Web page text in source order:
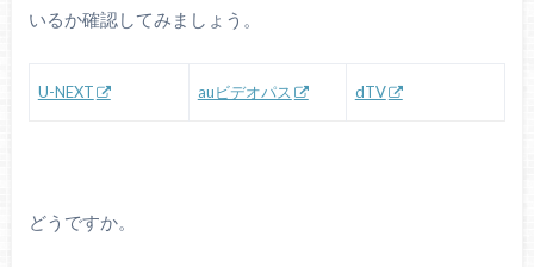
いるか確認してみましょう。
U-NEXT auビデオパス dTV
どうですか。